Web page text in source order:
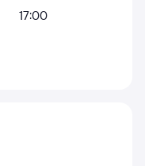
17:00